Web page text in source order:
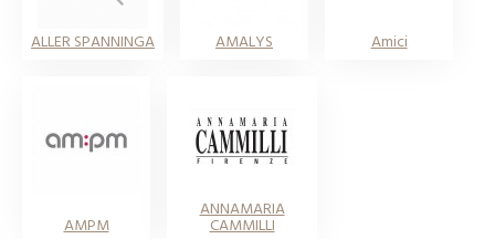
ALLER SPANNINGA AMALYS Amici
AMPM
ANNAMARIA
CAMMILLI